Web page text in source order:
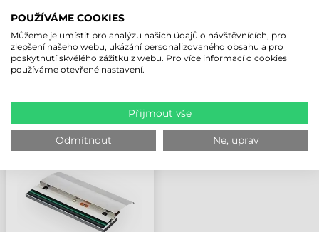
NAPOSLEDY PROHLÍŽENÉ PRODUKTY
TSC TISKOVÁ HLAVA 4",
PEX-2000, 300 DPI
POUŽÍVÁME COOKIES
Můžeme je umístit pro analýzu našich údajů o návštěvnících, pro
zlepšení našeho webu, ukázání personalizovaného obsahu a pro
poskytnutí skvělého zážitku z webu. Pro více informací o cookies
používáme otevřené nastavení.
Přijmout vše
Odmítnout Ne, uprav